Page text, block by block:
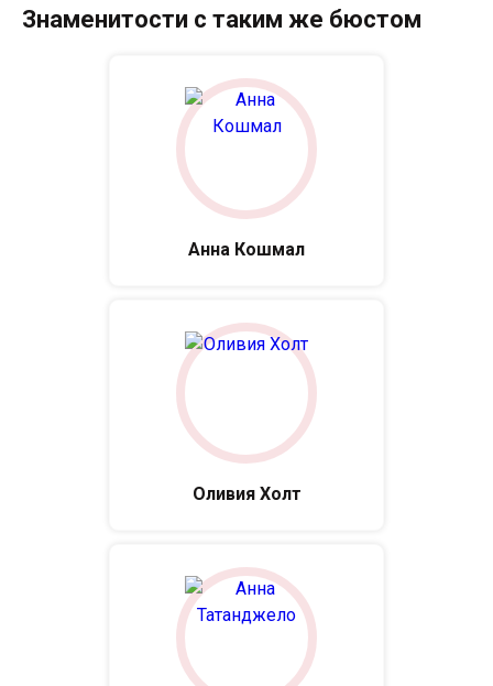
Знаменитости с таким же бюстом
Анна Кошмал
Оливия Холт